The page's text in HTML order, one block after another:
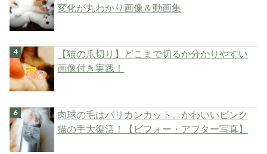
変化が丸わかり画像＆動画集
【猫の爪切り】どこまで切るか分かりやすい
画像付き実践！
肉球の毛はバリカンカット。かわいいピンク
猫の手大復活！【ビフォー・アフター写真】